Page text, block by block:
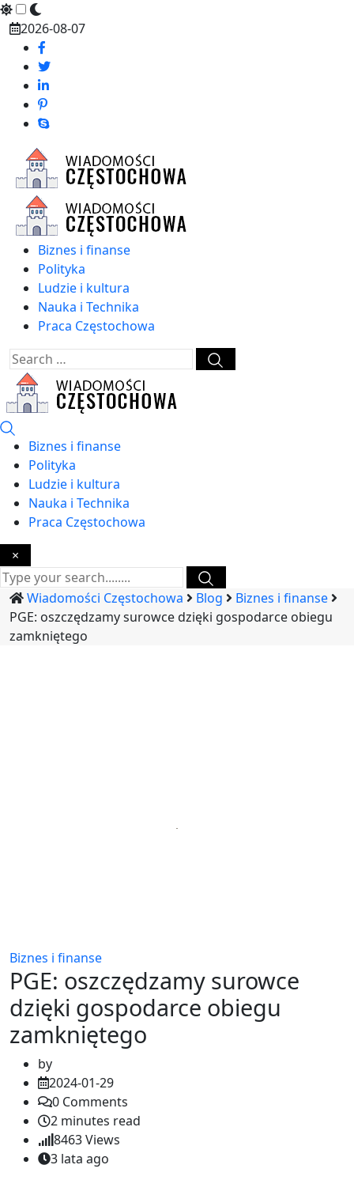
Skip
content
2026-08-07
Biznes i finanse
Polityka
Ludzie i kultura
Nauka i Technika
Praca Częstochowa
Biznes i finanse
Polityka
Ludzie i kultura
Nauka i Technika
Praca Częstochowa
×
Wiadomości Częstochowa Blog
Biznes i finanse
PGE: oszczędzamy surowce dzięki gospodarce obiegu
zamkniętego
Biznes i finanse
PGE: oszczędzamy surowce
dzięki gospodarce obiegu
zamkniętego
by
2024-01-29
0 Comments
2 minutes read
8463Views
3 lata ago